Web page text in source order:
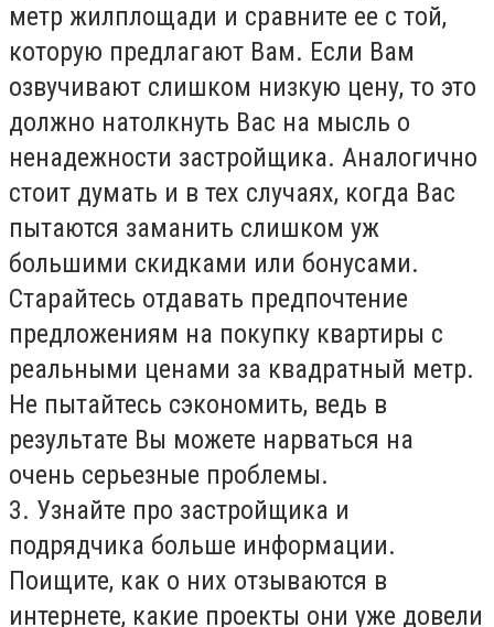
метр жилплощади и сравните ее с той,
которую предлагают Вам. Если Вам
озвучивают слишком низкую цену, то это
должно натолкнуть Вас на мысль о
ненадежности застройщика. Аналогично
стоит думать и в тех случаях, когда Вас
пытаются заманить слишком уж
большими скидками или бонусами.
Старайтесь отдавать предпочтение
предложениям на покупку квартиры с
реальными ценами за квадратный метр.
Не пытайтесь сэкономить, ведь в
результате Вы можете нарваться на
очень серьезные проблемы.
3. Узнайте про застройщика и
подрядчика больше информации.
Поищите, как о них отзываются в
интернете, какие проекты они уже довели